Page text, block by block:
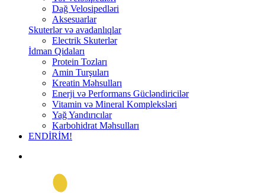
Dağ Velosipedləri
Aksesuarlar
Skuterlər və avadanlıqlar
Electrik Skuterlər
İdman Qidaları
Protein Tozları
Amin Turşuları
Kreatin Məhsulları
Enerji və Performans Gücləndiricilər
Vitamin və Mineral Kompleksləri
Yağ Yandırıcılar
Karbohidrat Məhsulları
ENDİRİM!